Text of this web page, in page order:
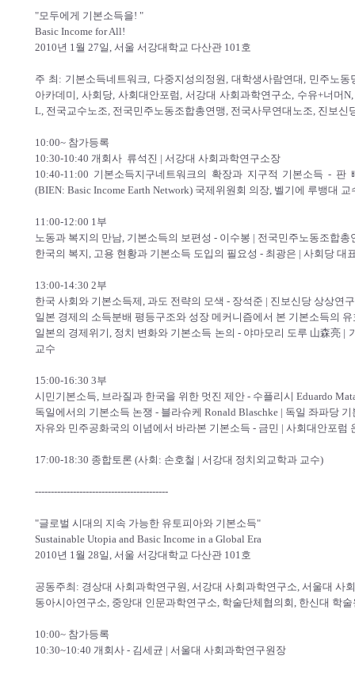
"모두에게 기본소득을! "
Basic Income for All!
2010년 1월 27일, 서울 서강대학교 다산관 101호
주 최: 기본소득네트워크, 다중지성의정원, 대학생사람연대, 민주노
아카데미, 사회당, 사회대안포럼, 서강대 사회과학연구소, 수유+너머
L, 전국교수노조, 전국민주노동조합총연맹, 전국사무연대노조, 진보신
10:00~ 참가등록
10:30-10:40 개회사 류석진 | 서강대 사회과학연구소장
10:40-11:00 기본소득지구네트워크의 확장과 지구적 기본소득 - 판
(BIEN: Basic Income Earth Network) 국제위원회 의장, 벨기에 루뱅대 교
11:00-12:00 1부
노동과 복지의 만남, 기본소득의 보편성 - 이수봉 | 전국민주노동조합총
한국의 복지, 고용 현황과 기본소득 도입의 필요성 - 최광은 | 사회당 대
13:00-14:30 2부
한국 사회와 기본소득제, 과도 전략의 모색 - 장석준 | 진보신당 상상연
일본 경제의 소득분배 평등구조와 성장 메커니즘에서 본 기본소득의
일본의 경제위기, 정치 변화와 기본소득 논의 - 야마모리 도루 山森亮 |
교수
15:00-16:30 3부
시민기본소득, 브라질과 한국을 위한 멋진 제안 - 수플리시 Eduardo
독일에서의 기본소득 논쟁 - 블라슈케 Ronald Blaschke | 독일 좌파당
자유와 민주공화국의 이념에서 바라본 기본소득 - 금민 | 사회대안포럼
17:00-18:30 종합토론 (사회: 손호철 | 서강대 정치외교학과 교수)
------------------------------------------
"글로벌 시대의 지속 가능한 유토피아와 기본소득"
Sustainable Utopia and Basic Income in a Global Era
2010년 1월 28일, 서울 서강대학교 다산관 101호
공동주최: 경상대 사회과학연구원, 서강대 사회과학연구소, 서울대 사
동아시아연구소, 중앙대 인문과학연구소, 학술단체협의회, 한신대 학술
10:00~ 참가등록
10:30~10:40 개회사 - 김세균 | 서울대 사회과학연구원장